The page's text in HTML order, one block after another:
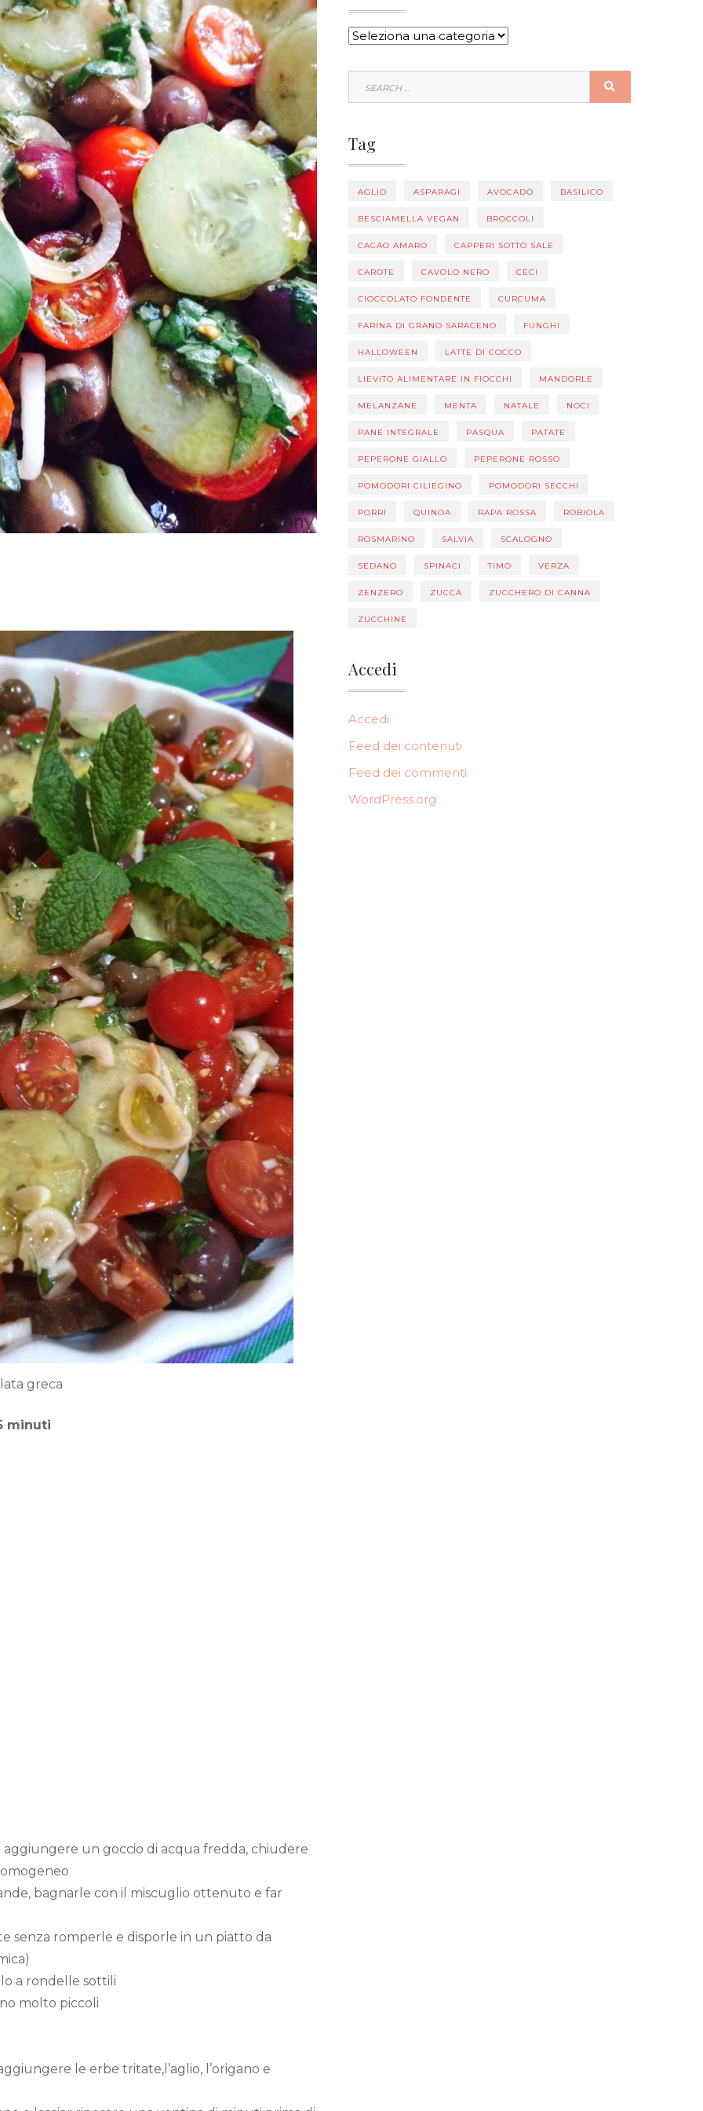
greca
minuti
aggiungere un goccio di acqua fredda, chiudere
bagnarle con il miscuglio ottenuto e far
senza romperle e disporle in un piatto da
a rondelle sottili
molto piccoli
le erbe tritate,l’aglio, l’origano e
CATEGORIE
Tag
AGLIO ASPARAGI AVOCADO BASILICO
BESCIAMELLA VEGAN BROCCOLI
CACAO AMARO CAPPERI SOTTO SALE
CAROTE CAVOLO NERO CECI
CIOCCOLATO FONDENTE CURCUMA
FARINA DI GRANO SARACENO FUNGHI
HALLOWEEN LATTE DI COCCO
LIEVITO ALIMENTARE IN FIOCCHI MANDORLE
MELANZANE MENTA NATALE NOCI
PANE INTEGRALE PASQUA PATATE
PEPERONE GIALLO PEPERONE ROSSO
POMODORI CILIEGINO POMODORI SECCHI
PORRI QUINOA RAPA ROSSA ROBIOLA
ROSMARINO SALVIA SCALOGNO
SEDANO SPINACI TIMO VERZA
ZENZERO ZUCCA ZUCCHERO DI CANNA
ZUCCHINE
Accedi
Accedi
Feed dei contenuti
Feed dei commenti
WordPress.org